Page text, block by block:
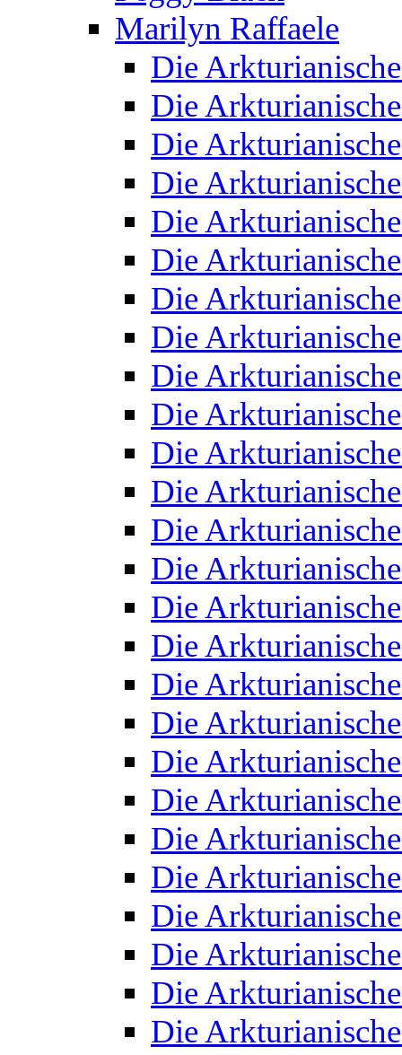
Marilyn Raffaele
Die
Die
Die
Die
Die
Die
Die
Die
Die
Die
Die
Die
Die
Die
Die
Die
Die
Die
Die
Die
Die
Die
Die
Die
Die
Die